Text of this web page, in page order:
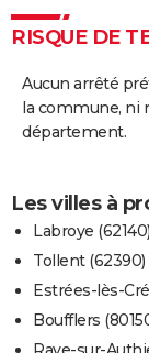
RISQUE DE
Aucun arrêté
la commune, ni
département.
Les villes à
Labroye (62140)
Tollent (62390)
Estrées-lès-
Boufflers